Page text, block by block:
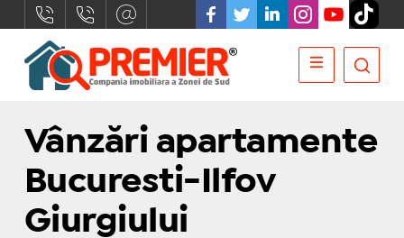
Vânzări apartamente
Bucuresti-Ilfov
Giurgiului